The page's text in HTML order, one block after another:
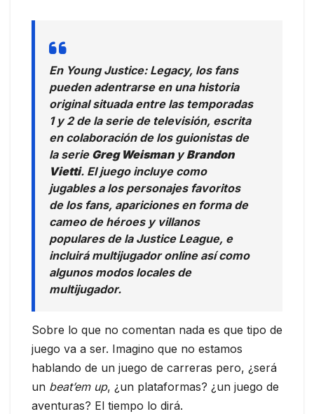
En Young Justice: Legacy, los fans
pueden adentrarse en una historia
original situada entre las temporadas
1 y 2 de la serie de televisión, escrita
en colaboración de los guionistas de
la serie Greg WeismanyBrandon
Vietti. El juego incluye como
jugables a los personajes favoritos
de los fans, apariciones en forma de
cameo de héroes y villanos
populares de la Justice League, e
incluirá multijugador online así como
algunos modos locales de
multijugador.
Sobre lo que no comentan nada es que tipo de
juego va a ser. Imagino que no estamos
hablando de un juego de carreras pero, ¿será
un beat’em up, ¿un plataformas? ¿un juego de
aventuras? El tiempo lo dirá.